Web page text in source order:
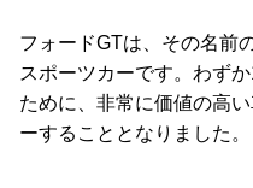
フォードGTは、その名前
スポーツカーです。わず
ために、非常に価値の高
ーすることとなりました。